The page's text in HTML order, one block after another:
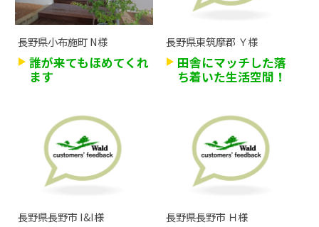
長野県小布施町 N様
誰が来てもほめてくれ
ます
長野県東筑摩郡 Ｙ様
田舎にマッチした落
ち着いた生活空間！
長野県長野市 I&I様 長野県長野市 Ｈ様